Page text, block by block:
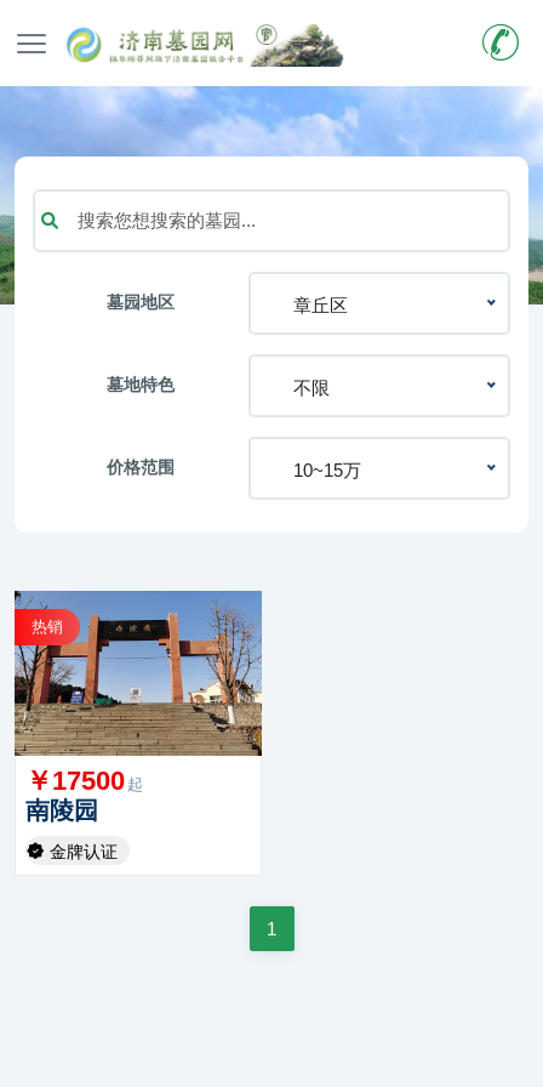
墓园地区 章丘区
墓地特色 不限
价格范围 10~15万
热销
￥17500 起
南陵园
金牌认证
1